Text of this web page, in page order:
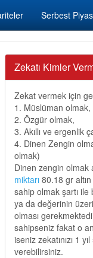
Serbest
Zekatı Kimler
Zekat vermek için
1. Müslüman olmak,
2. Özgür olmak,
3. Akıllı ve ergenlik
4. Dinen Zengin
olmak)
Dinen zengin olmak
miktarı 80.18 gr
sahip olmak şartı ile
ya da değerinin
olması
sahipseniz fakat o
iseniz zekatınızı 1
verebilirsiniz.